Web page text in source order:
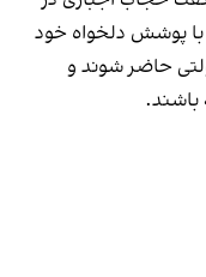
با پوشش دلخواه خود
حاضر شوند و
باشند.